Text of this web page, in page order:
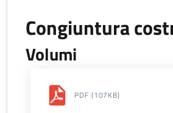
Congiuntura
Volumi
PDF (107KB)